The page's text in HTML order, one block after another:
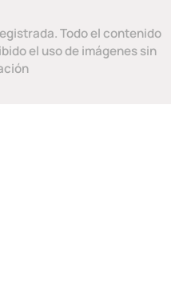
Todo el contenido
el uso de imágenes sin